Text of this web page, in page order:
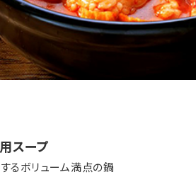
スープ
るボリューム満点の鍋